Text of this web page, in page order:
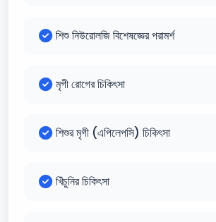
শিশু নিউরোলজি বিশেষজ্ঞের পরামর্শ
মৃগী রোগের চিকিৎসা
শিশুর মৃগী (এপিলেপসি) চিকিৎসা
খিঁচুনির চিকিৎসা